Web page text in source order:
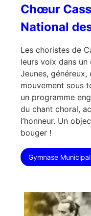
Chœur
National
Les choristes de
leurs voix dans
Jeunes,
mouvement sous
un programme
du chant choral,
l’honneur. Un
bouger !
Gymnase